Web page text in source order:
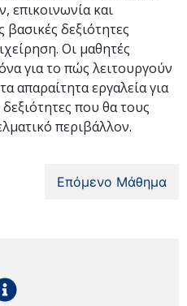
επικοινωνία και
βασικές δεξιότητες
Οι μαθητές
για το πώς λειτουργούν
απαραίτητα εργαλεία για
που θα τους
περιβάλλον.
Επόμενο Μάθημα